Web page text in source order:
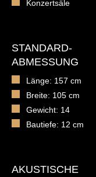
Konzertsäle
STANDARD-
ABMESSUNG
Länge: 157 cm
Breite: 105 cm
Gewicht: 14
Bautiefe: 12 cm
AKUSTISCHE